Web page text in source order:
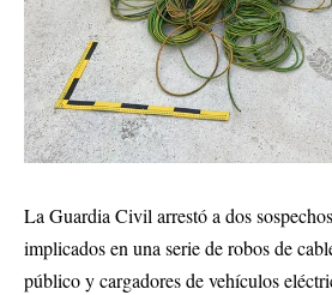
La Guardia Civil arrestó a dos
implicados en una serie de robos de
público y cargadores de vehículos